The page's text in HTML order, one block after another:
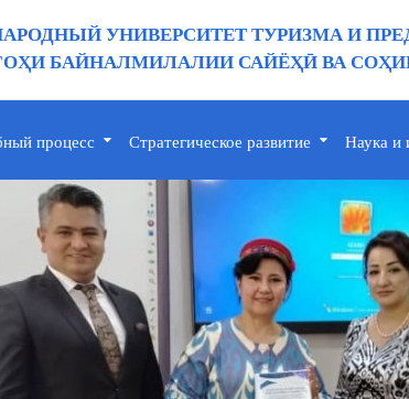
УНИВЕРСИТЕТ ТУРИЗМА И
БАЙНАЛМИЛАЛИИ САЙЁҲӢ ВА
процесс Стратегическое развитие Наука и